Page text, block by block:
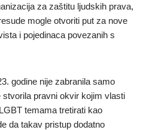
za zaštitu ljudskih prava,
mogle otvoriti put za nove
i pojedinaca povezanih s
godine nije zabranila samo
pravni okvir kojim vlasti
temama tretirati kao
da takav pristup dodatno